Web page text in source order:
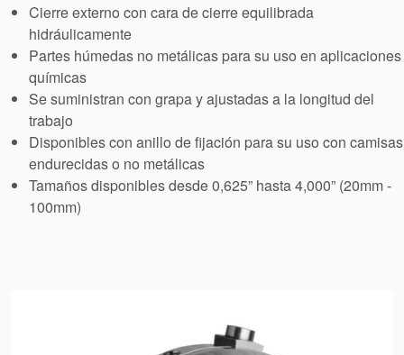
Sistemas
auxiliares de
sellado
Reparación
Cierre externo con cara de cierre equilibrada
hidráulicamente
Partes húmedas no metálicas para su uso en aplicaciones
químicas
Se suministran con grapa y ajustadas a la longitud del
trabajo
Disponibles con anillo de fijación para su uso con camisas
endurecidas o no metálicas
Tamaños disponibles desde 0,625” hasta 4,000” (20mm -
100mm)